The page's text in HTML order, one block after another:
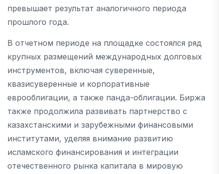
превышает результат аналогичного периода
прошлого года.
В отчетном периоде на площадке состоялся ряд
крупных размещений международных долговых
инструментов, включая суверенные,
квазисуверенные и корпоративные
еврооблигации, а также панда-облигации. Биржа
также продолжила развивать партнерство с
казахстанскими и зарубежными финансовыми
институтами, уделяя внимание развитию
исламского финансирования и интеграции
отечественного рынка капитала в мировую